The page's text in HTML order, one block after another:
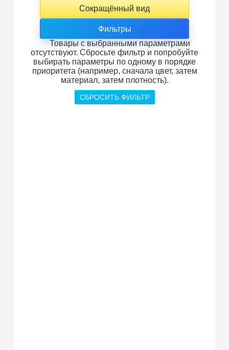
Сокращённый вид
Фильтры
Товары с выбранными параметрами
отсутствуют. Сбросьте фильтр и попробуйте
выбирать параметры по одному в порядке
приоритета (например, сначала цвет, затем
материал, затем плотность).
СБРОСИТЬ ФИЛЬТР